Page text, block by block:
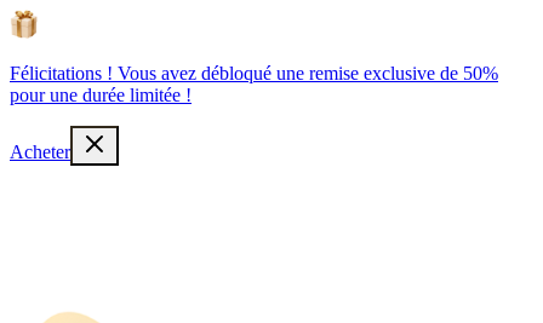
Félicitations ! Vous avez débloqué une remise exclusive de 50%
pour une durée limitée !
Acheter